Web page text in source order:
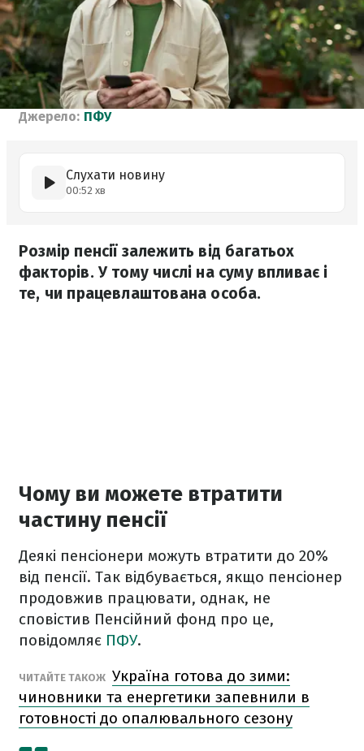
Джерело: ПФУ
Слухати новину
00:52 хв
Розмір пенсії залежить від багатьох
факторів. У тому числі на суму впливає і
те, чи працевлаштована особа.
Чому ви можете втратити
частину пенсії
Деякі пенсіонери можуть втратити до 20%
від пенсії. Так відбувається, якщо пенсіонер
продовжив працювати, однак, не
сповістив Пенсійний фонд про це,
повідомляє ПФУ.
ЧИТАЙТЕ ТАКОЖ Україна готова до зими:
чиновники та енергетики запевнили в
готовності до опалювального сезону